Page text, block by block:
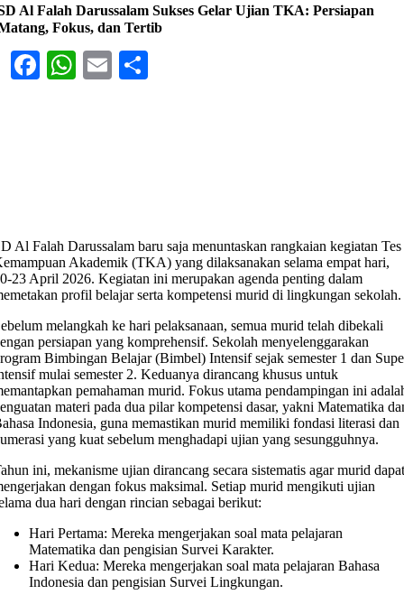
Al Falah Darussalam Sukses Gelar Ujian TKA: Persiapan
Fokus, dan Tertib
Facebook
WhatsApp
Email
Al Falah Darussalam baru saja menuntaskan rangkaian kegiatan Tes
Akademik (TKA) yang dilaksanakan selama empat hari,
23 April 2026. Kegiatan ini merupakan agenda penting dalam
profil belajar serta kompetensi murid di lingkungan sekolah.
melangkah ke hari pelaksanaan, semua murid telah dibekali
persiapan yang komprehensif. Sekolah menyelenggarakan
Bimbingan Belajar (Bimbel) Intensif sejak semester 1 dan
mulai semester 2. Keduanya dirancang khusus untuk
pemahaman murid. Fokus utama pendampingan ini
materi pada dua pilar kompetensi dasar, yakni Matematika
Indonesia, guna memastikan murid memiliki fondasi literasi dan
yang kuat sebelum menghadapi ujian yang sesungguhnya.
ini, mekanisme ujian dirancang secara sistematis agar murid
dengan fokus maksimal. Setiap murid mengikuti ujian
dua hari dengan rincian sebagai berikut:
​Hari Pertama: Mereka mengerjakan soal mata pelajaran
Matematika dan pengisian Survei Karakter.
​Hari Kedua: Mereka mengerjakan soal mata pelajaran Bahasa
Indonesia dan pengisian Survei Lingkungan.